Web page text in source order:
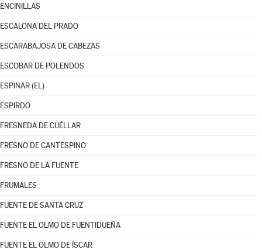
ENCINILLAS
ESCALONA DEL PRADO
ESCARABAJOSA DE CABEZAS
ESCOBAR DE POLENDOS
ESPINAR (EL)
ESPIRDO
FRESNEDA DE CUÉLLAR
FRESNO DE CANTESPINO
FRESNO DE LA FUENTE
FRUMALES
FUENTE DE SANTA CRUZ
FUENTE EL OLMO DE FUENTIDUEÑA
FUENTE EL OLMO DE ÍSCAR